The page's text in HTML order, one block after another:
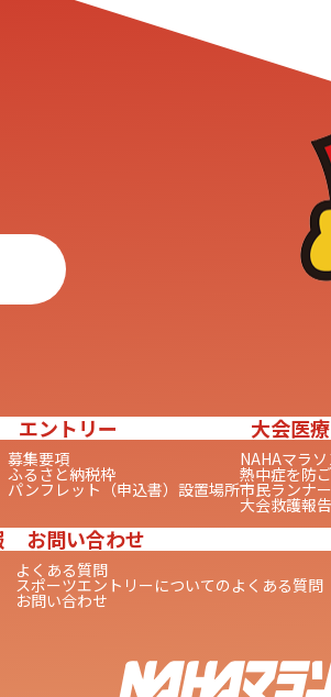
エントリー
募集要項
ふるさと納税枠
パンフレット（申込書）設置場所
大会医
NAHAマラ
熱中症を防
市民ランナ
大会救護報告
お問い合わせ
よくある質問
スポーツエントリーについてのよくある質問
お問い合わせ